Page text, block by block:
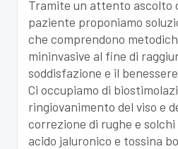
Tramite un attento ascolto
paziente proponiamo
che comprendono
mininvasive al fine di
soddisfazione e il
Ci occupiamo di
ringiovanimento del viso e
correzione di rughe e
acido jaluronico e tossina